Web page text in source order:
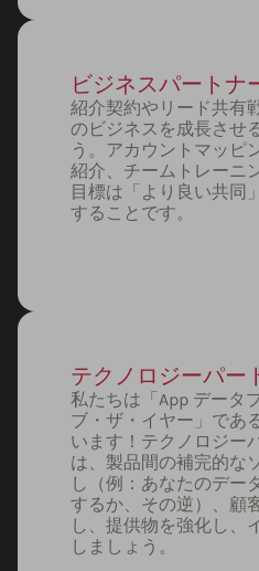
ビジネスパートナ
紹介契約やリード共有
のビジネスを成長させ
う。アカウントマッピ
紹介、チームトレーニ
目標は「より良い共同
することです。
テクノロジーパー
私たちは「App データ
ブ・ザ・イヤー」であ
います！テクノロジー
は、製品間の補完的な
し（例：あなたのデー
するか、その逆）、顧
し、提供物を強化し、
しましょう。